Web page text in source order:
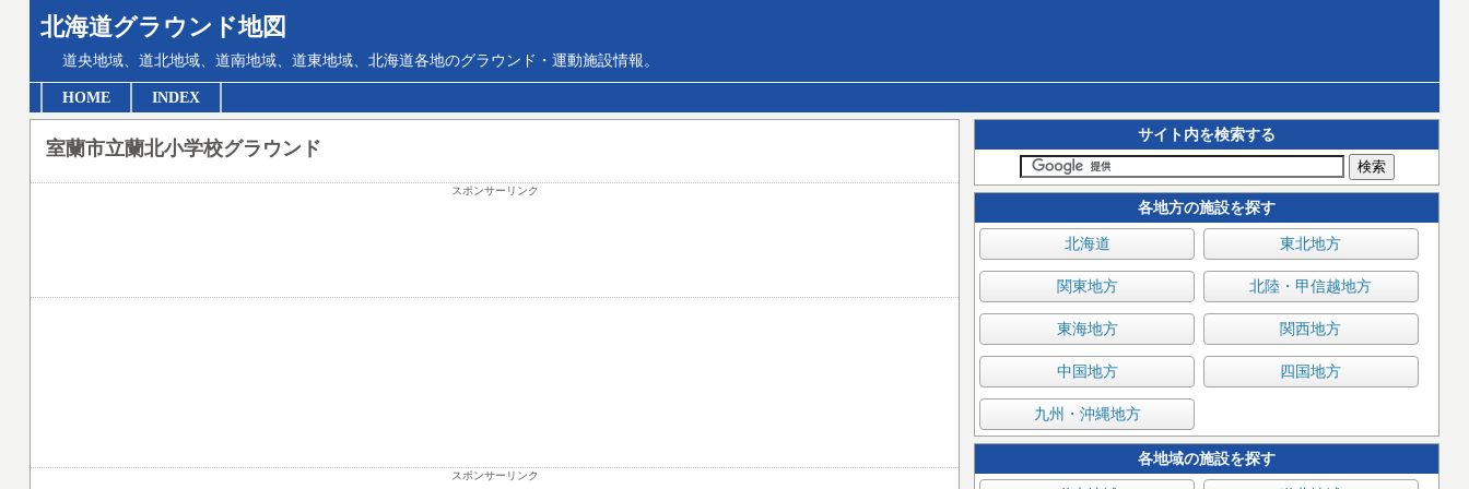
北海道グラウンド地図
道央地域、道北地域、道南地域、道東地域、北海道各地のグラウンド・運動施設情報。
HOME INDEX
サイト内を検索する
各地方の施設を探す
北海道 東北地方
関東地方 北陸・甲信越地方
東海地方 関西地方
中国地方 四国地方
九州・沖縄地方
各地域の施設を探す
室蘭市立蘭北小学校グラウンド
スポンサーリンク
スポンサーリンク